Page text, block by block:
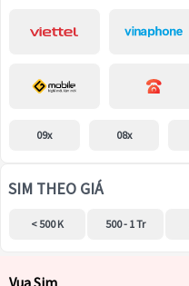
09x 08x
SIM THEO GIÁ
< 500 K 500 - 1 Tr
Vua Sim